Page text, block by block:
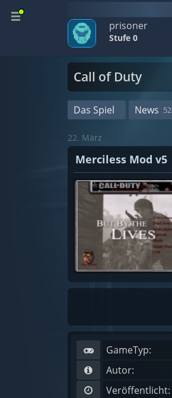
prisoner
Stufe 0
Call of Duty
Das Spiel News 52
22. März
Merciless Mod v5
GameTyp:
Autor:
Veröffentlicht: